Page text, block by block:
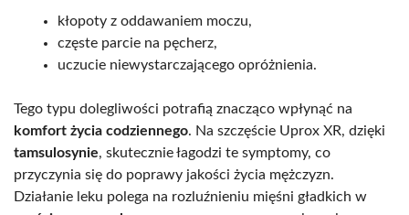
kłopoty z oddawaniem moczu,
częste parcie na pęcherz,
uczucie niewystarczającego opróżnienia.
Tego typu dolegliwości potrafią znacząco wpłynąć na
komfort życia codziennego. Na szczęście Uprox XR, dzięki
tamsulosynie, skutecznie łagodzi te symptomy, co
przyczynia się do poprawy jakości życia mężczyzn.
Działanie leku polega na rozluźnieniu mięśni gładkich w